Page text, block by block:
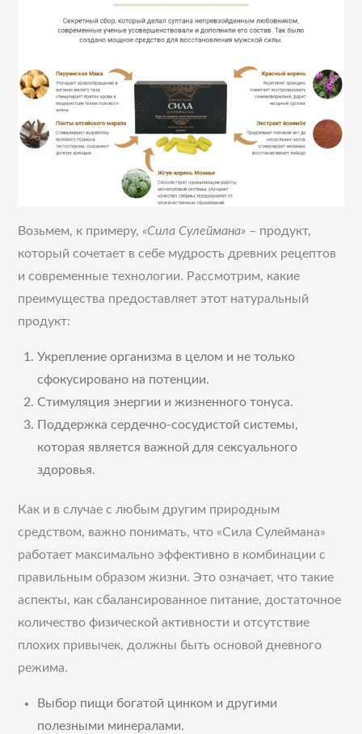
Возьмем, к примеру, «Сила Сулеймана» – продукт,
который сочетает в себе мудрость древних рецептов
и современные технологии. Рассмотрим, какие
преимущества предоставляет этот натуральный
продукт:
Укрепление организма в целом и не только
сфокусировано на потенции.
Стимуляция энергии и жизненного тонуса.
Поддержка сердечно-сосудистой системы,
которая является важной для сексуального
здоровья.
Как и в случае с любым другим природным
средством, важно понимать, что «Сила Сулеймана»
работает максимально эффективно в комбинации с
правильным образом жизни. Это означает, что такие
аспекты, как сбалансированное питание, достаточное
количество физической активности и отсутствие
плохих привычек, должны быть основой дневного
режима.
Выбор пищи богатой цинком и другими
полезными минералами.